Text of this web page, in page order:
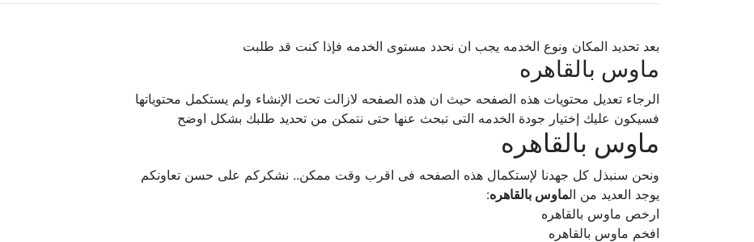
بعد تحديد المكان ونوع الخدمه يجب ان نحدد مستوى الخدمه فإذا كنت قد طلبت
ماوس بالقاهره
الرجاء تعديل محتويات هذه الصفحه حيث ان هذه الصفحه لازالت تحت الإنشاء ولم يستكمل محتوياتها
فسيكون عليك إختيار جودة الخدمه التى تبحث عنها حتى نتمكن من تحديد طلبك بشكل اوضح
ماوس بالقاهره
ونحن سنبذل كل جهدنا لإستكمال هذه الصفحه فى اقرب وقت ممكن.. نشكركم على حسن تعاونكم
يوجد العديد من الماوس بالقاهره:
ارخص ماوس بالقاهره
افخم ماوس بالقاهره